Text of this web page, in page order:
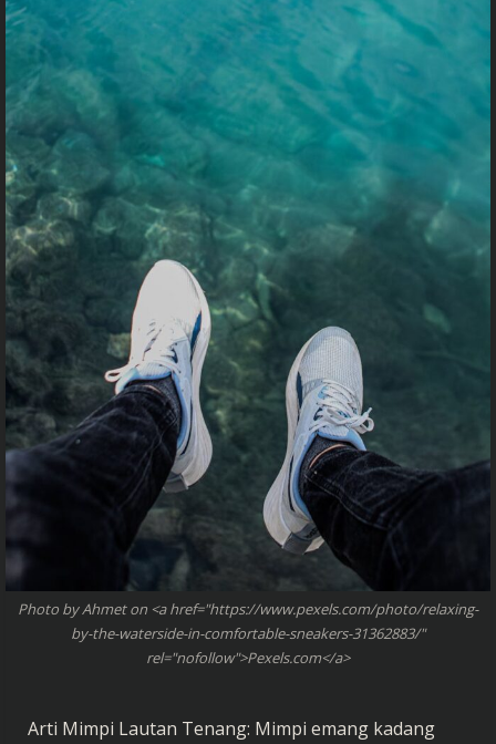
Photo by Ahmet on <a href="https://www.pexels.com/photo/relaxing-
by-the-waterside-in-comfortable-sneakers-31362883/"
rel="nofollow">Pexels.com</a>
Arti Mimpi Lautan Tenang: Mimpi emang kadang